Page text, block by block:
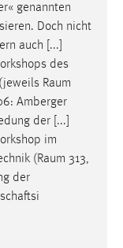
genannten
Doch nicht
auch [...]
des
Raum
Amberger
der [...]
im
(Raum 313,
der